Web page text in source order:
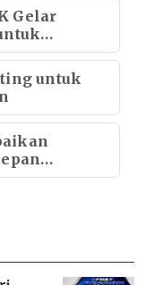
Gelar
Burnout
untuk